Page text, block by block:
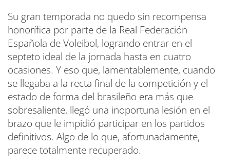
Su gran temporada no quedo sin recompensa
honorífica por parte de la Real Federación
Española de Voleibol, logrando entrar en el
septeto ideal de la jornada hasta en cuatro
ocasiones. Y eso que, lamentablemente, cuando
se llegaba a la recta final de la competición y el
estado de forma del brasileño era más que
sobresaliente, llegó una inoportuna lesión en el
brazo que le impidió participar en los partidos
definitivos. Algo de lo que, afortunadamente,
parece totalmente recuperado.